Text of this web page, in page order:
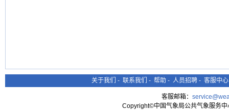
关于我们 - 联系我们 - 帮助 - 人员招聘 - 客服中心
客服邮箱：
Copyright©中国气象局公共气象服务